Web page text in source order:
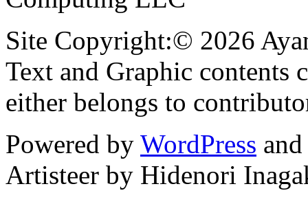
Site Copyright:© 2026
Text and Graphic contents
either belongs to
Powered by WordPress and
Artisteer by Hidenori